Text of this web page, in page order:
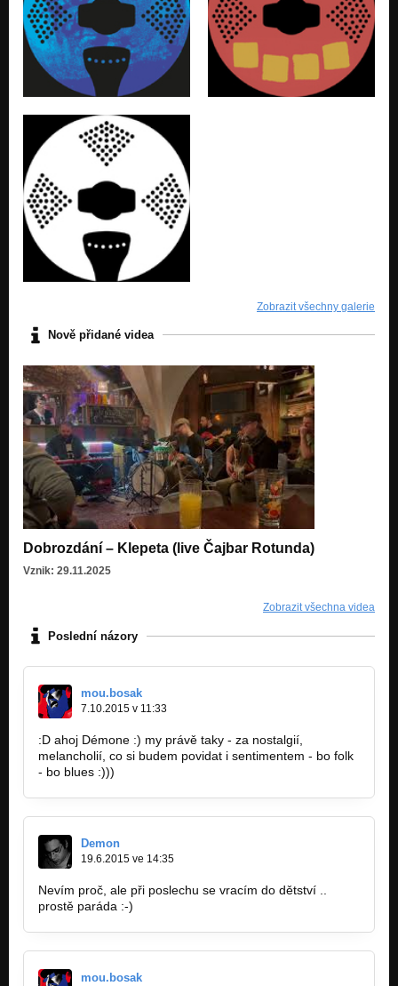
Malá šou pro Měsíc
Ježišmarja bluesfolk!
Holka s píšťalkou
Ježišmarja bluesfolk!
Ježišmarja bluesfolk!
Jsem vlastně modrý
Ježišmarja bluesfolk!
Než mu přejdeš práh
Ježišmarja bluesfolk!
Rekviem zbloudilého kurýra
Ježišmarja bluesfolk!
Ke mně pojď a dej mi víc (feat. Tereza Urbánková)
Ježišmarja bluesfolk!
Takový smutek
Ježišmarja bluesfolk!
Život neusvítíš Cricketem
Ježišmarja bluesfolk!
O talíř
Dobrozdání (m.o.u. Jura Bosák & Kamil Mrtvolka Quis)
V koutě sprchovém
Dobrozdání (m.o.u. Jura Bosák & Kamil Mrtvolka Quis)
Dobrozdání (m.o.u. Jura Bosák & Kamil Mrtvolka Quis)
Otěže snů
Málo se mám
Dobrozdání (m.o.u. Jura Bosák & Kamil Mrtvolka Quis)
Zobrazit všechny galerie
Nově přidané videa
Dobrozdání – Klepeta (live Čajbar Rotunda)
Vznik: 29.11.2025
Zobrazit všechna videa
Poslední názory
mou.bosak
7.10.2015 v 11:33
:D ahoj Démone :) my právě taky - za nostalgií,
melancholií, co si budem povidat i sentimentem - bo folk
- bo blues :)))
Demon
19.6.2015 ve 14:35
Nevím proč, ale při poslechu se vracím do dětství ..
prostě paráda :-)
mou.bosak